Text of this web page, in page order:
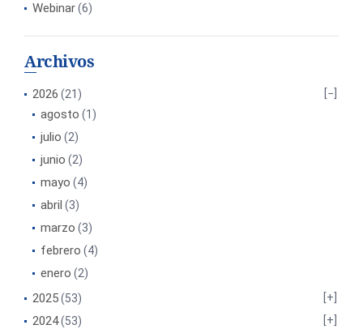
Webinar(6)
Archivos
2026 (21)
agosto (1)
julio (2)
junio (2)
mayo (4)
abril (3)
marzo (3)
febrero (4)
enero (2)
2025(53)
2024(53)